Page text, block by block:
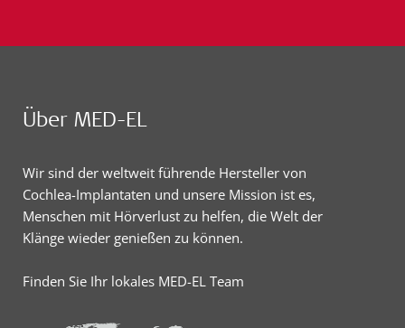
Über MED-EL
Wir sind der weltweit führende Hersteller von
Cochlea-Implantaten und unsere Mission ist es,
Menschen mit Hörverlust zu helfen, die Welt der
Klänge wieder genießen zu können.
Finden Sie Ihr lokales MED-EL Team